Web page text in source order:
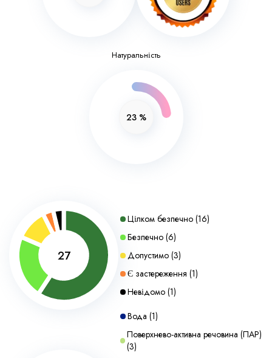
Натуральність
23%
27
Цілком безпечно (16)
Безпечно (6)
Допустимо (3)
Є застереження (1)
Невідомо (1)
Вода (1)
Поверхнево-активна речовина (ПАР)
(3)